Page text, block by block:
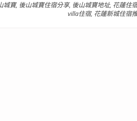
城寶, 後山城寶住宿分享, 後山城寶地址, 花蓮住
villa住宿, 花蓮新城住宿